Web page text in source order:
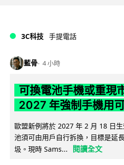
3C科技 手提電話
藍骨 4 小時
可換電池手機或重
2027 年強制手機用
歐盟新例將於 2027 年 2 月 18 日
池須可由用戶自行拆換，目標是延
圾。現時 Sams...
閱讀全文